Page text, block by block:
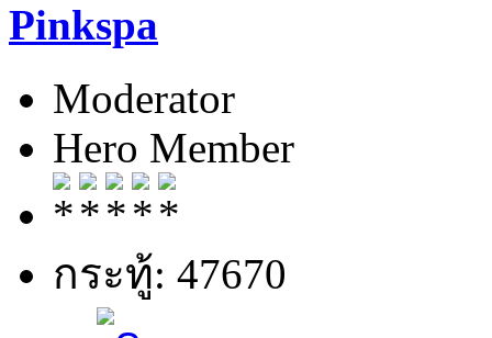
Pinkspa
Moderator
Hero Member
กระทู้: 47670